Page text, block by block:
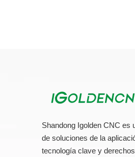
Shandong Igolden CNC es
de soluciones de la
tecnología clave y